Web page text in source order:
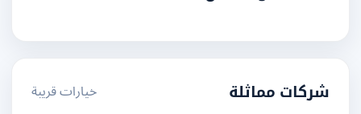
شركات مماثلة خيارات قريبة